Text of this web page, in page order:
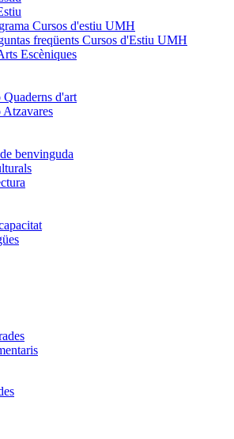
Cursos d'estiu UMH
freqüents Cursos d'Estiu UMH
Escèniques
Quaderns d'art
Atzavares
benvinguda